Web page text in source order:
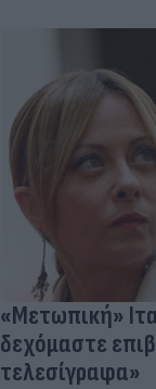
«Μετωπική»
δεχόμαστε
τελεσίγραφα»